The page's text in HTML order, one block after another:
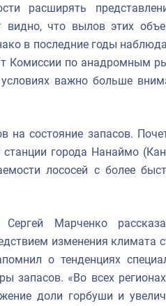
расширять
видно, что вылов этих
в последние годы
Комиссии по анадромным
важно больше
на состояние запасов.
станции города Нанаймо
лососей с более
Марченко
изменения климата
о тенденциях
запасов. «Во всех
доли горбуши и